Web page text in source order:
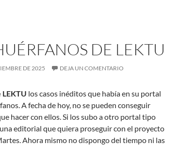
DE LEKTU
DE 2025 DEJA UN COMENTARIO
los casos inéditos que había en su portal
A fecha de hoy, no se pueden conseguir
hacer con ellos. Si los subo a otro portal tipo
editorial que quiera proseguir con el proyecto
Ahora mismo no dispongo del tiempo ni las